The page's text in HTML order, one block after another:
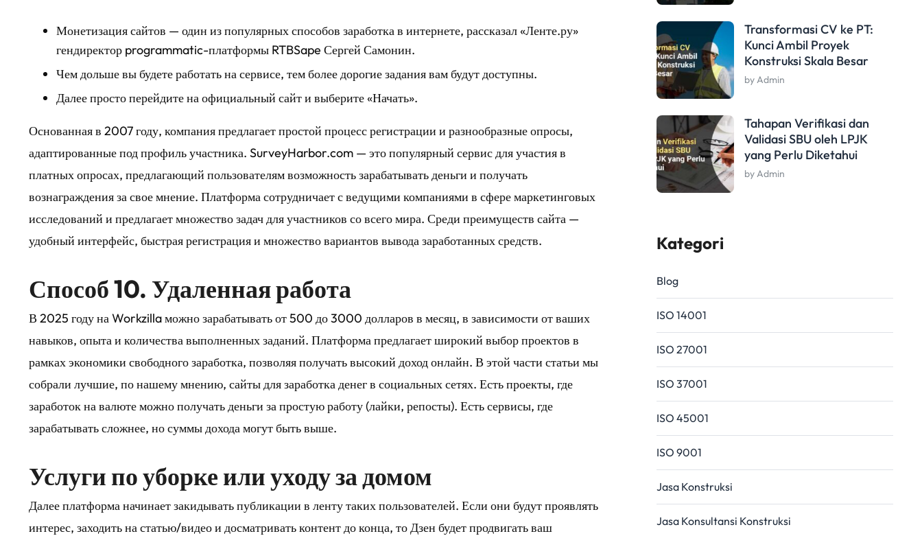
Монетизация сайтов — один из популярных способов заработка в интернете, рассказал «Ленте.ру»
гендиректор programmatic-платформы RTBSape Сергей Самонин.
Чем дольше вы будете работать на сервисе, тем более дорогие задания вам будут доступны.
Далее просто перейдите на официальный сайт и выберите «Начать».
Основанная в 2007 году, компания предлагает простой процесс регистрации и разнообразные опросы,
адаптированные под профиль участника. SurveyHarbor.com — это популярный сервис для участия в
платных опросах, предлагающий пользователям возможность зарабатывать деньги и получать
вознаграждения за свое мнение. Платформа сотрудничает с ведущими компаниями в сфере маркетинговых
исследований и предлагает множество задач для участников со всего мира. Среди преимуществ сайта —
удобный интерфейс, быстрая регистрация и множество вариантов вывода заработанных средств.
Способ 10. Удаленная работа
В 2025 году на Workzilla можно зарабатывать от 500 до 3000 долларов в месяц, в зависимости от ваших
навыков, опыта и количества выполненных заданий. Платформа предлагает широкий выбор проектов в
рамках экономики свободного заработка, позволяя получать высокий доход онлайн. В этой части статьи мы
собрали лучшие, по нашему мнению, сайты для заработка денег в социальных сетях. Есть проекты, где
заработок на валютеможно получать деньги за простую работу (лайки, репосты). Есть сервисы, где
зарабатывать сложнее, но суммы дохода могут быть выше.
Услуги по уборке или уходу за домом
Далее платформа начинает закидывать публикации в ленту таких пользователей. Если они будут проявлять
интерес, заходить на статью/видео и досматривать контент до конца, то Дзен будет продвигать ваш
Transformasi CV ke PT:
Kunci Ambil Proyek
Konstruksi Skala Besar
by Admin
Tahapan Verifikasi dan
Validasi SBU oleh LPJK
yang Perlu Diketahui
by Admin
Kategori
Blog
ISO 14001
ISO 27001
ISO 37001
ISO 45001
ISO 9001
Jasa Konstruksi
Jasa Konsultansi Konstruksi